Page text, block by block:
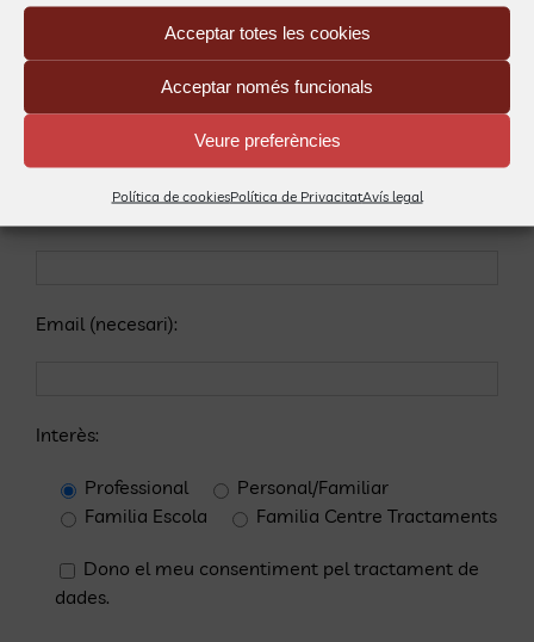
Acceptar totes les cookies
Acceptar només funcionals
Veure preferències
Política de cookiesPolítica de PrivacitatAvís legal
formatives organitzades des de Carrilet, subscriviu-
Email (necesari):
Interès:
Professional
Personal/Familiar
Familia Escola
Familia Centre Tractaments
Dono el meu consentiment pel tractament de
dades.